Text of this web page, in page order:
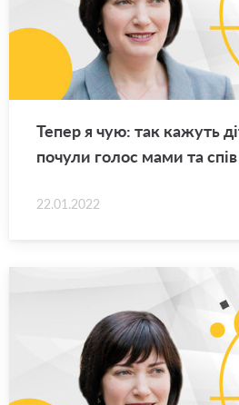
Тепер я чую: так ка­жуть
по­чу­ли голос мами та спів
22.01.2022